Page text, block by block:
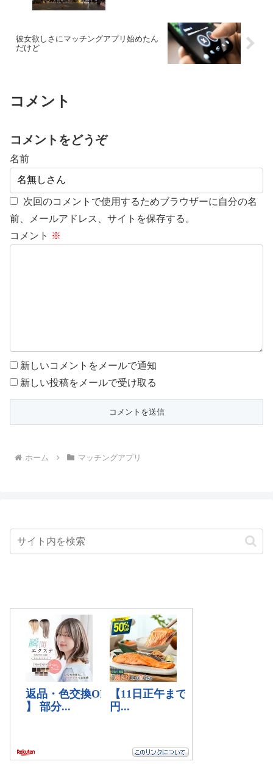
彼女欲しさにマッチングアプリ始めたん
だけど
コメント
コメントをどうぞ
名前
次回のコメントで使用するためブラウザーに自分の名
前、メールアドレス、サイトを保存する。
コメント ※
新しいコメントをメールで通知
新しい投稿をメールで受け取る
ホーム マッチングアプリ